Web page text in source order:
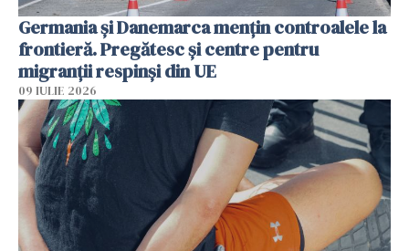
Germania și Danemarca mențin controalele la
frontieră. Pregătesc și centre pentru
migranții respinși din UE
09 IULIE 2026